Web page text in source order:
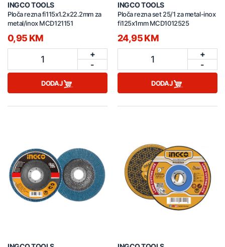
INGCO TOOLS
Ploča rezna fi115x1.2x22.2mm za
metal/inox MCD121151
0,95 KM
1
+
-
DODAJ
INGCO TOOLS
Ploča rezna set 25/1 za metal-inox
fi125x1mm MCD1012525
24,95 KM
1
+
-
DODAJ